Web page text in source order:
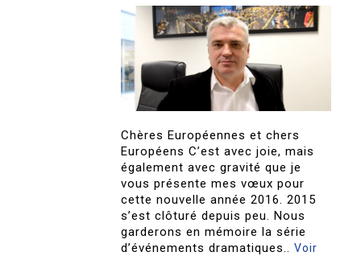
Chères Européennes et chers
Européens C’est avec joie, mais
également avec gravité que je
vous présente mes vœux pour
cette nouvelle année 2016. 2015
s’est clôturé depuis peu. Nous
garderons en mémoire la série
d’événements dramatiques..Voir